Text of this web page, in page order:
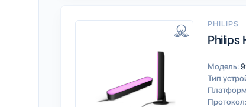
PHILIPS
Philips
Модель:
Тип
Протокол: